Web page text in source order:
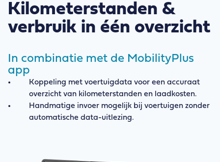
Kilometerstanden &
verbruik in één overzicht
In combinatie met de MobilityPlus
app
Koppeling met voertuigdata voor een accuraat
overzicht van kilometerstanden en laadkosten.
Handmatige invoer mogelijk bij voertuigen zonder
automatische data-uitlezing.